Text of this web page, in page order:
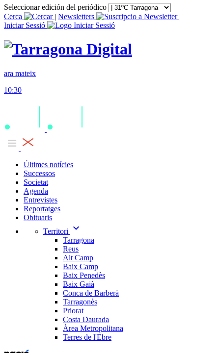
Seleccionar edición del periódico
Cerca
| Newsletters
|
Iniciar Sessió
ara mateix
10:30
Últimes notícies
Successos
Societat
Agenda
Entrevistes
Reportatges
Obituaris
Territori
expand_more
Tarragona
Reus
Alt Camp
Baix Camp
Baix Penedès
Baix Gaià
Conca de Barberà
Tarragonès
Priorat
Costa Daurada
Àrea Metropolitana
Terres de l'Ebre